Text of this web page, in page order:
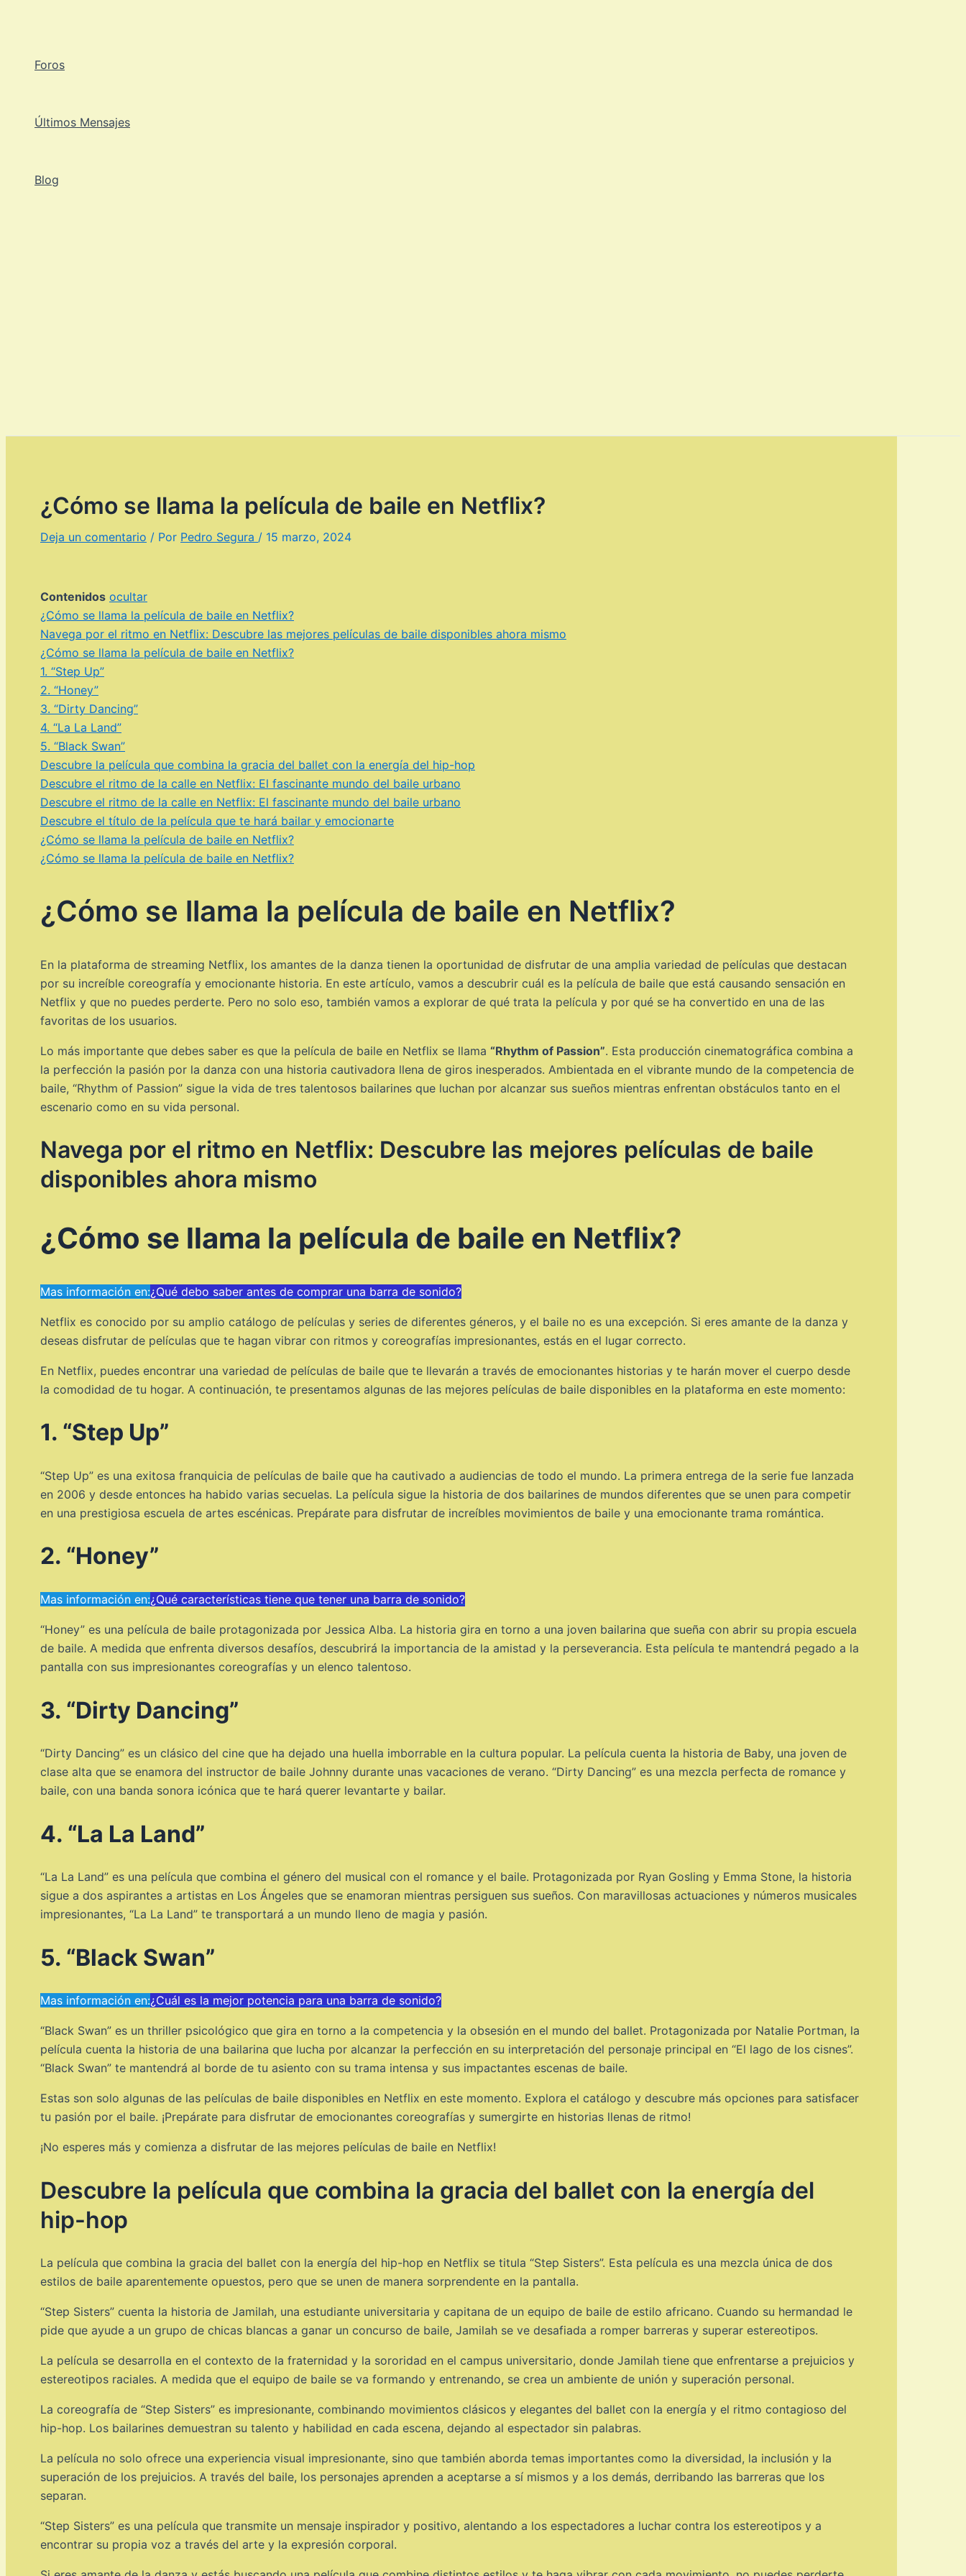
Foros
Últimos Mensajes
Blog
¿Cómo se llama la película de baile en Netflix?
Deja un comentario / Por Pedro Segura / 15 marzo, 2024
Contenidos ocultar
¿Cómo se llama la película de baile en Netflix?
Navega por el ritmo en Netflix: Descubre las mejores películas de baile disponibles ahora mismo
¿Cómo se llama la película de baile en Netflix?
1. “Step Up”
2. “Honey”
3. “Dirty Dancing”
4. “La La Land”
5. “Black Swan”
Descubre la película que combina la gracia del ballet con la energía del hip-hop
Descubre el ritmo de la calle en Netflix: El fascinante mundo del baile urbano
Descubre el ritmo de la calle en Netflix: El fascinante mundo del baile urbano
Descubre el título de la película que te hará bailar y emocionarte
¿Cómo se llama la película de baile en Netflix?
¿Cómo se llama la película de baile en Netflix?
¿Cómo se llama la película de baile en Netflix?
En la plataforma de streaming Netflix, los amantes de la danza tienen la oportunidad de disfrutar de una amplia variedad de películas que destacan
por su increíble coreografía y emocionante historia. En este artículo, vamos a descubrir cuál es la película de baile que está causando sensación en
Netflix y que no puedes perderte. Pero no solo eso, también vamos a explorar de qué trata la película y por qué se ha convertido en una de las
favoritas de los usuarios.
Lo más importante que debes saber es que la película de baile en Netflix se llama “Rhythm of Passion”. Esta producción cinematográfica combina a
la perfección la pasión por la danza con una historia cautivadora llena de giros inesperados. Ambientada en el vibrante mundo de la competencia de
baile, “Rhythm of Passion” sigue la vida de tres talentosos bailarines que luchan por alcanzar sus sueños mientras enfrentan obstáculos tanto en el
escenario como en su vida personal.
Navega por el ritmo en Netflix: Descubre las mejores películas de baile
disponibles ahora mismo
¿Cómo se llama la película de baile en Netflix?
Mas información en:¿Qué debo saber antes de comprar una barra de sonido?
Netflix es conocido por su amplio catálogo de películas y series de diferentes géneros, y el baile no es una excepción. Si eres amante de la danza y
deseas disfrutar de películas que te hagan vibrar con ritmos y coreografías impresionantes, estás en el lugar correcto.
En Netflix, puedes encontrar una variedad de películas de baile que te llevarán a través de emocionantes historias y te harán mover el cuerpo desde
la comodidad de tu hogar. A continuación, te presentamos algunas de las mejores películas de baile disponibles en la plataforma en este momento:
1. “Step Up”
“Step Up” es una exitosa franquicia de películas de baile que ha cautivado a audiencias de todo el mundo. La primera entrega de la serie fue lanzada
en 2006 y desde entonces ha habido varias secuelas. La película sigue la historia de dos bailarines de mundos diferentes que se unen para competir
en una prestigiosa escuela de artes escénicas. Prepárate para disfrutar de increíbles movimientos de baile y una emocionante trama romántica.
2. “Honey”
Mas información en:¿Qué características tiene que tener una barra de sonido?
“Honey” es una película de baile protagonizada por Jessica Alba. La historia gira en torno a una joven bailarina que sueña con abrir su propia escuela
de baile. A medida que enfrenta diversos desafíos, descubrirá la importancia de la amistad y la perseverancia. Esta película te mantendrá pegado a la
pantalla con sus impresionantes coreografías y un elenco talentoso.
3. “Dirty Dancing”
“Dirty Dancing” es un clásico del cine que ha dejado una huella imborrable en la cultura popular. La película cuenta la historia de Baby, una joven de
clase alta que se enamora del instructor de baile Johnny durante unas vacaciones de verano. “Dirty Dancing” es una mezcla perfecta de romance y
baile, con una banda sonora icónica que te hará querer levantarte y bailar.
4. “La La Land”
“La La Land” es una película que combina el género del musical con el romance y el baile. Protagonizada por Ryan Gosling y Emma Stone, la historia
sigue a dos aspirantes a artistas en Los Ángeles que se enamoran mientras persiguen sus sueños. Con maravillosas actuaciones y números musicales
impresionantes, “La La Land” te transportará a un mundo lleno de magia y pasión.
5. “Black Swan”
Mas información en:¿Cuál es la mejor potencia para una barra de sonido?
“Black Swan” es un thriller psicológico que gira en torno a la competencia y la obsesión en el mundo del ballet. Protagonizada por Natalie Portman, la
película cuenta la historia de una bailarina que lucha por alcanzar la perfección en su interpretación del personaje principal en “El lago de los cisnes”.
“Black Swan” te mantendrá al borde de tu asiento con su trama intensa y sus impactantes escenas de baile.
Estas son solo algunas de las películas de baile disponibles en Netflix en este momento. Explora el catálogo y descubre más opciones para satisfacer
tu pasión por el baile. ¡Prepárate para disfrutar de emocionantes coreografías y sumergirte en historias llenas de ritmo!
¡No esperes más y comienza a disfrutar de las mejores películas de baile en Netflix!
Descubre la película que combina la gracia del ballet con la energía del
hip-hop
La película que combina la gracia del ballet con la energía del hip-hop en Netflix se titula “Step Sisters”. Esta película es una mezcla única de dos
estilos de baile aparentemente opuestos, pero que se unen de manera sorprendente en la pantalla.
“Step Sisters” cuenta la historia de Jamilah, una estudiante universitaria y capitana de un equipo de baile de estilo africano. Cuando su hermandad le
pide que ayude a un grupo de chicas blancas a ganar un concurso de baile, Jamilah se ve desafiada a romper barreras y superar estereotipos.
La película se desarrolla en el contexto de la fraternidad y la sororidad en el campus universitario, donde Jamilah tiene que enfrentarse a prejuicios y
estereotipos raciales. A medida que el equipo de baile se va formando y entrenando, se crea un ambiente de unión y superación personal.
La coreografía de “Step Sisters” es impresionante, combinando movimientos clásicos y elegantes del ballet con la energía y el ritmo contagioso del
hip-hop. Los bailarines demuestran su talento y habilidad en cada escena, dejando al espectador sin palabras.
La película no solo ofrece una experiencia visual impresionante, sino que también aborda temas importantes como la diversidad, la inclusión y la
superación de los prejuicios. A través del baile, los personajes aprenden a aceptarse a sí mismos y a los demás, derribando las barreras que los
separan.
“Step Sisters” es una película que transmite un mensaje inspirador y positivo, alentando a los espectadores a luchar contra los estereotipos y a
encontrar su propia voz a través del arte y la expresión corporal.